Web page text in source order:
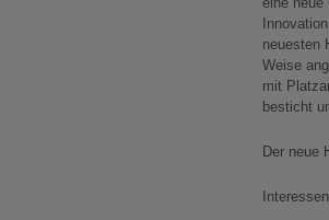
neuesten
Weise
mit
besticht
Der neue